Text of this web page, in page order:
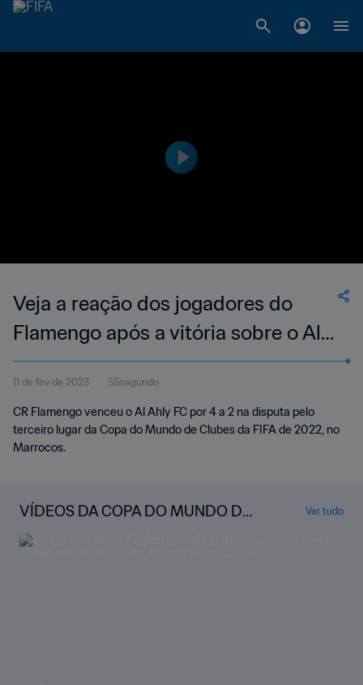
Veja a reação dos jogadores do
Flamengo após a vitória sobre o Al
Ahly
11 de fev de 2023 55segundo
CR Flamengo venceu o Al Ahly FC por 4 a 2 na disputa pelo
terceiro lugar da Copa do Mundo de Clubes da FIFA de 2022, no
Marrocos.
VÍDEOS DA COPA DO MUNDO DE
CLUBES
Ver tudo